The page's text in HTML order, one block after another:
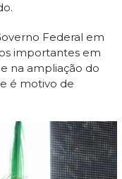
Federal em
importantes em
na ampliação do
é motivo de